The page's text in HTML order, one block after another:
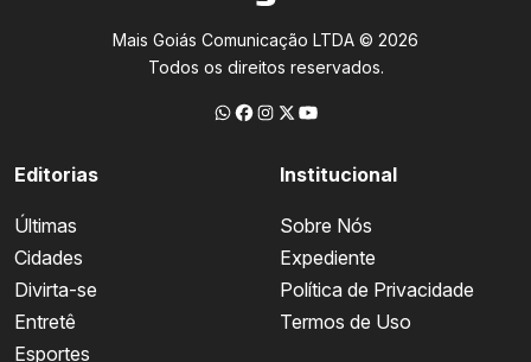
Mais Goiás Comunicação LTDA © 2026
Todos os direitos reservados.
Editorias
Últimas
Cidades
Divirta-se
Entretê
Esportes
Institucional
Sobre Nós
Expediente
Política de Privacidade
Termos de Uso